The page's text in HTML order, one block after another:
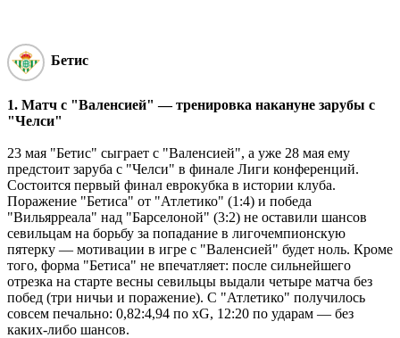
Бетис
1. Матч с "Валенсией" — тренировка накануне зарубы с
"Челси"
23 мая "Бетис" сыграет с "Валенсией", а уже 28 мая ему
предстоит заруба с "Челси" в финале Лиги конференций.
Состоится первый финал еврокубка в истории клуба.
Поражение "Бетиса" от "Атлетико" (1:4) и победа
"Вильярреала" над "Барселоной" (3:2) не оставили шансов
севильцам на борьбу за попадание в лигочемпионскую
пятерку — мотивации в игре с "Валенсией" будет ноль. Кроме
того, форма "Бетиса" не впечатляет: после сильнейшего
отрезка на старте весны севильцы выдали четыре матча без
побед (три ничьи и поражение). С "Атлетико" получилось
совсем печально: 0,82:4,94 по xG, 12:20 по ударам — без
каких-либо шансов.